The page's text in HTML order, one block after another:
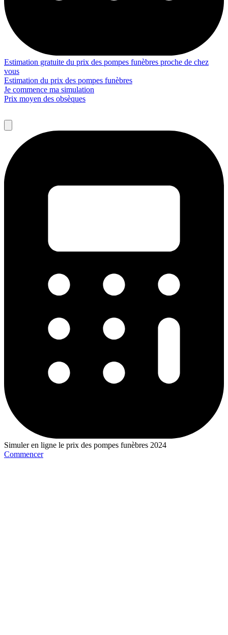
Estimation gratuite du prix des pompes funèbres proche de chez
vous
Estimation du prix des pompes funèbres
Je commence ma simulation
Prix moyen des obsèques
Simuler en ligne le prix des pompes funèbres 2024
Commencer